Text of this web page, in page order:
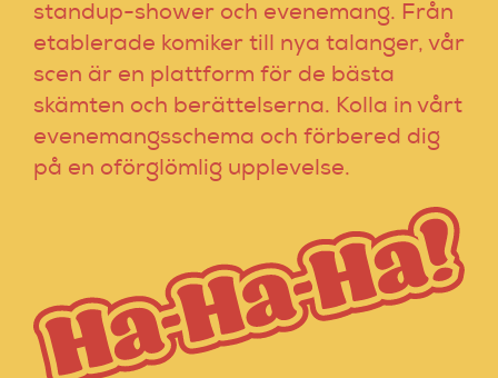
standup-shower och evenemang. Från
etablerade komiker till nya talanger, vår
scen är en plattform för de bästa
skämten och berättelserna. Kolla in vårt
evenemangsschema och förbered dig
på en oförglömlig upplevelse.